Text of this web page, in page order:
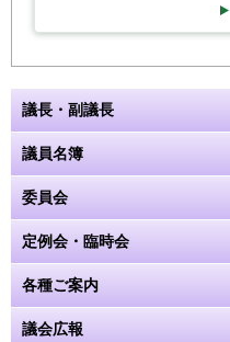
議長・副議長
議員名簿
委員会
定例会・臨時会
各種ご案内
議会広報